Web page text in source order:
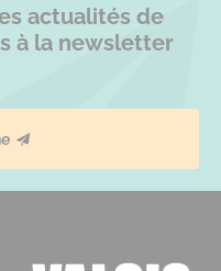
actualités de
à la newsletter